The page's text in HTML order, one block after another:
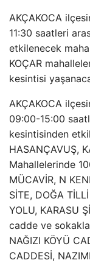
AKÇAKOCA
11:30 saatleri
etkilenecek
KOÇAR
kesintisi
AKÇAKOCA
09:00-15:00
kesintisinden
HASANÇAVUŞ,
Mahallelerinde
MÜCAVİR, N
SİTE, DOĞA
YOLU, KARASU
cadde ve
NAĞIZI KÖYÜ
CADDESİ,